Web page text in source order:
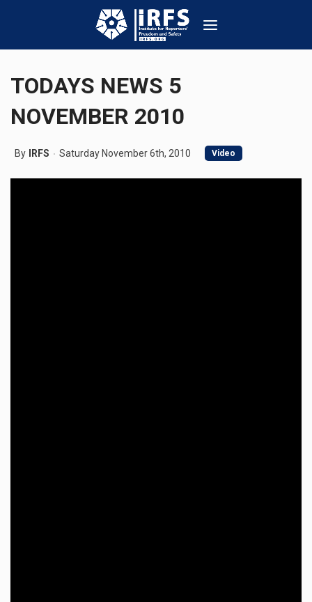
TODAYS NEWS 5
NOVEMBER 2010
By IRFS Saturday November 6th, 2010 Video